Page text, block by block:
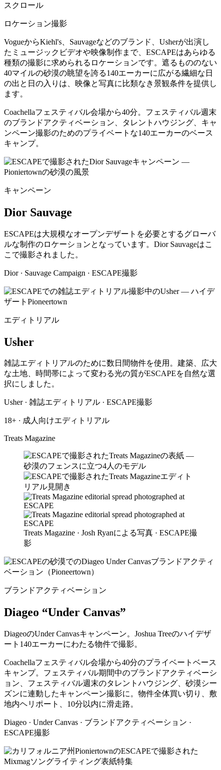
スクロール
ロケーション撮影
VogueからKiehl's、Sauvageなどのブランド、Usherが出演し
たミュージックビデオや映像制作まで、ESCAPEはあらゆる
種類の撮影に求められるロケーションです。遮るもののない
40マイルの砂漠の眺望を誇る140エーカーに広がる繊細な日
の出と日の入りは、映像と写真に比類なき景観条件を提供し
ます。
Coachellaフェスティバル会場から40分。フェスティバル週末
のブランドアクティベーション、タレントハウジング、キャ
ンペーン撮影のためのプライベートな140エーカーのベース
キャンプ。
キャンペーン
Dior Sauvage
ESCAPEは大規模なオープンデザートを必要とするグローバ
ルな制作のロケーションとなっています。Dior Sauvageはこ
こで撮影されました。
Dior · Sauvage Campaign · ESCAPE撮影
エディトリアル
Usher
雑誌エディトリアルのために数日間物件を使用。建築、広大
な土地、時間帯によって変わる光の質がESCAPEを自然な選
択にしました。
Usher · 雑誌エディトリアル · ESCAPE撮影
18+ · 成人向けエディトリアル
Treats Magazine
Treats Magazine · Josh Ryanによる写真 · ESCAPE撮
影
ブランドアクティベーション
Diageo “Under Canvas”
DiageoのUnder Canvasキャンペーン。Joshua Treeのハイデザ
ート140エーカーにわたる物件で撮影。
Coachellaフェスティバル会場から40分のプライベートベース
キャンプ。フェスティバル期間中のブランドアクティベーシ
ョン、フェスティバル週末のタレントハウジング、砂漠シー
ズンに連動したキャンペーン撮影に。物件全体買い切り、敷
地内ヘリポート、10分以内に滑走路。
Diageo · Under Canvas · ブランドアクティベーション ·
ESCAPE撮影